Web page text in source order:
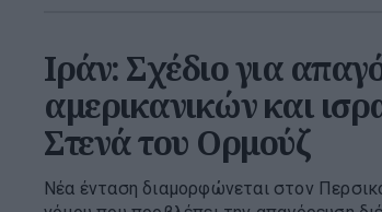
Ιράν: Σχέδιο για
αμερικανικών και
Στενά του Ορμούζ
Νέα ένταση διαμορφώνεται στον